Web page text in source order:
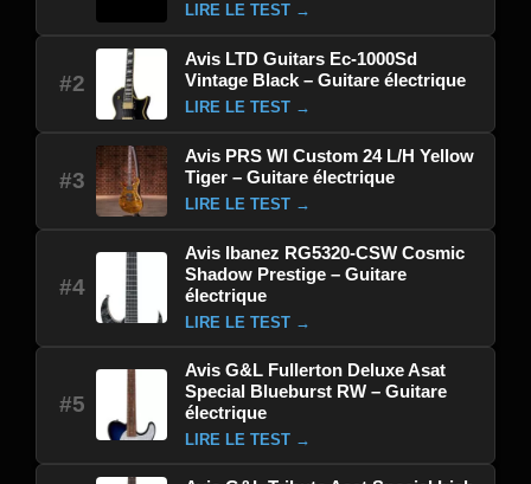
LIRE LE TEST →
#2
Avis LTD Guitars Ec-1000Sd
Vintage Black – Guitare électrique
LIRE LE TEST →
#3
Avis PRS Wl Custom 24 L/H Yellow
Tiger – Guitare électrique
LIRE LE TEST →
#4
Avis Ibanez RG5320-CSW Cosmic
Shadow Prestige – Guitare
électrique
LIRE LE TEST →
#5
Avis G&L Fullerton Deluxe Asat
Special Blueburst RW – Guitare
électrique
LIRE LE TEST →